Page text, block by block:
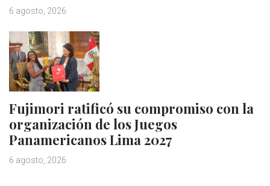
6 agosto, 2026
Fujimori ratificó su compromiso con la
organización de los Juegos
Panamericanos Lima 2027
6 agosto, 2026